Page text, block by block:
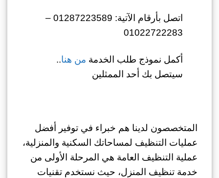
اتصل بأرقام الآتية: 01287223589 –
01022722283
أكمل نموذج طلب الخدمة من هنا..
سيتصل بك أحد الممثلين
المتخصصون لدينا هم خبراء في توفير أفضل
عمليات التنظيف لمساحاتك السكنية والمنزلية،
عملية التنظيف العامة هي المرحلة الأولى من
خدمة تنظيف المنزل، حيث نستخدم تقنيات